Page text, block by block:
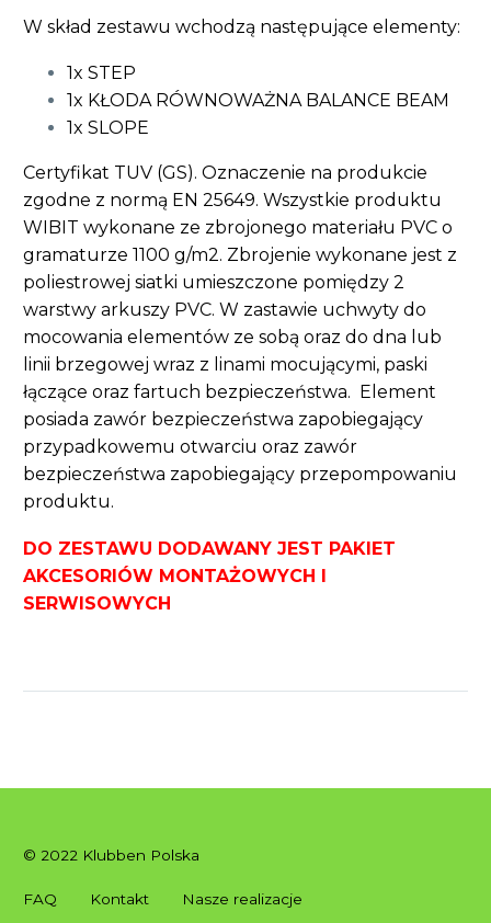
W skład zestawu wchodzą następujące elementy:
1x STEP
1x KŁODA RÓWNOWAŻNA BALANCE BEAM
1x SLOPE
Certyfikat TUV (GS). Oznaczenie na produkcie
zgodne z normą EN 25649. Wszystkie produktu
WIBIT wykonane ze zbrojonego materiału PVC o
gramaturze 1100 g/m2. Zbrojenie wykonane jest z
poliestrowej siatki umieszczone pomiędzy 2
warstwy arkuszy PVC. W zastawie uchwyty do
mocowania elementów ze sobą oraz do dna lub
linii brzegowej wraz z linami mocującymi, paski
łączące oraz fartuch bezpieczeństwa. Element
posiada zawór bezpieczeństwa zapobiegający
przypadkowemu otwarciu oraz zawór
bezpieczeństwa zapobiegający przepompowaniu
produktu.
DO ZESTAWU DODAWANY JEST PAKIET
AKCESORIÓW MONTAŻOWYCH I
SERWISOWYCH
© 2022 Klubben Polska
FAQ Kontakt Nasze realizacje